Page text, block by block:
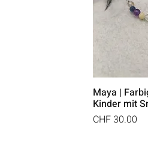
Maya |
Kinder mit
Preis
CHF 30.00